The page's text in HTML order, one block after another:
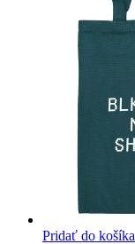
Pridať do košíka